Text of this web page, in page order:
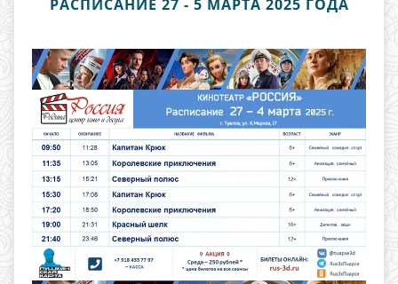
РАСПИСАНИЕ 27 - 5 МАРТА 2025 ГОДА